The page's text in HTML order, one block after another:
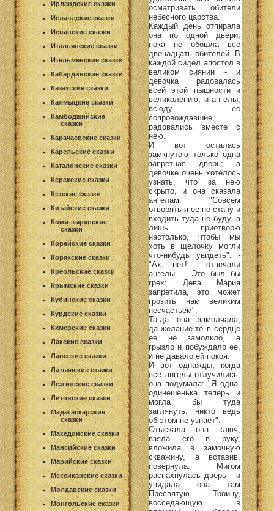
Ирландские сказки
Исландские сказки
Испанские сказки
Итальянские сказки
Ительменские сказки
Кабардинские сказки
Казахские сказки
Калмыцкие сказки
Камбоджийские
сказки
Карачаевские сказки
Карельские сказки
Каталонские сказки
Керекские сказки
Кетские сказки
Китайские сказки
Коми-зырянские
сказки
Корейские сказки
Корякские сказки
Креольские сказки
Крымские сказки
Кубинские сказки
Курдские сказки
Кхмерские сказки
Лакские сказки
Лаосские сказки
Латышские сказки
Лезгинские сказки
Литовские сказки
Мадагаскарские
сказки
Македонские сказки
Мансийские сказки
Марийские сказки
Мексиканские сказки
Молдавские сказки
Монгольские сказки
осматривать обители
небесного царства.
Каждый день отпирала
она по одной двери,
пока не обошла все
двенадцать обителей. В
каждой сидел апостол в
великом сиянии - и
девочка радовалась
всей этой пышности и
великолепию, и ангелы,
всюду ее
сопровождавшие,
радовались вместе с
нею.
И вот осталась
замкнутою только одна
запретная дверь; а
девочке очень хотелось
узнать, что за нею
скрыто, и она сказала
ангелам: "Совсем
отворять я ее не стану и
входить туда не буду, а
лишь приотворю
настолько, чтобы мы
хоть в щелочку могли
что-нибудь увидеть". -
"Ах, нет! - отвечали
ангелы. - Это был бы
грех: Дева Мария
запретила, это может
грозить нам великим
несчастьем".
Тогда она замолчала,
да желание-то в сердце
ее не замолкло, а
грызло и побуждало ее,
и не давало ей покоя.
И вот однажды, когда
все ангелы отлучились,
она подумала: "Я одна-
одинешенька теперь и
могла бы туда
заглянуть: никто ведь
об этом не узнает".
Отыскала она ключ,
взяла его в руку,
вложила в замочную
скважину, а вставив,
повернула. Мигом
распахнулась дверь - и
увидала она там
Пресвятую Троицу,
восседающую в